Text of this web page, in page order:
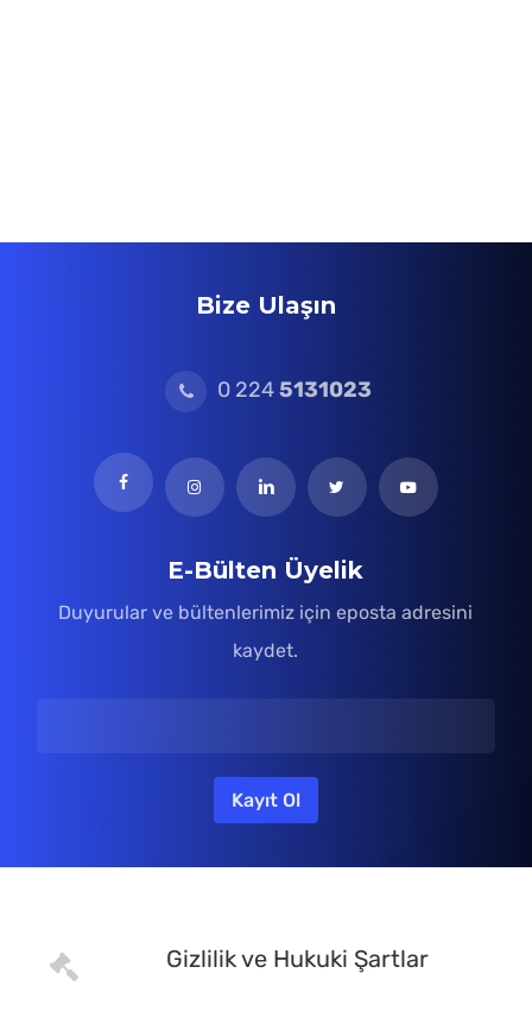
Bize Ulaşın
0 2245131023
E-Bülten Üyelik
Duyurular ve bültenlerimiz için eposta adresini
kaydet.
Gizlilik ve Hukuki Şartlar